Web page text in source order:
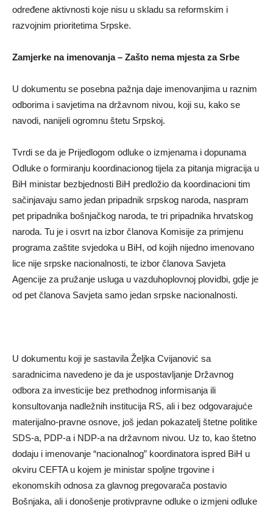
određene aktivnosti koje nisu u skladu sa reformskim i
razvojnim prioritetima Srpske.
Zamjerke na imenovanja – Zašto nema mjesta za Srbe
U dokumentu se posebna pažnja daje imenovanjima u raznim
odborima i savjetima na državnom nivou, koji su, kako se
navodi, nanijeli ogromnu štetu Srpskoj.
Tvrdi se da je Prijedlogom odluke o izmjenama i dopunama
Odluke o formiranju koordinacionog tijela za pitanja migracija u
BiH ministar bezbjednosti BiH predložio da koordinacioni tim
sačinjavaju samo jedan pripadnik srpskog naroda, naspram
pet pripadnika bošnjačkog naroda, te tri pripadnika hrvatskog
naroda. Tu je i osvrt na izbor članova Komisije za primjenu
programa zaštite svjedoka u BiH, od kojih nijedno imenovano
lice nije srpske nacionalnosti, te izbor članova Savjeta
Agencije za pružanje usluga u vazduhoplovnoj plovidbi, gdje je
od pet članova Savjeta samo jedan srpske nacionalnosti.
U dokumentu koji je sastavila Željka Cvijanović sa
saradnicima navedeno je da je uspostavljanje Državnog
odbora za investicije bez prethodnog informisanja ili
konsultovanja nadležnih institucija RS, ali i bez odgovarajuće
materijalno-pravne osnove, još jedan pokazatelj štetne politike
SDS-a, PDP-a i NDP-a na državnom nivou. Uz to, kao štetno
dodaju i imenovanje “nacionalnog” koordinatora ispred BiH u
okviru CEFTA u kojem je ministar spoljne trgovine i
ekonomskih odnosa za glavnog pregovarača postavio
Bošnjaka, ali i donošenje protivpravne odluke o izmjeni odluke